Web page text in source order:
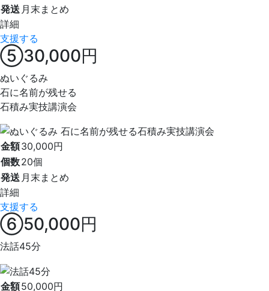
発送 月末まとめ
詳細
支援する
⑤30,000円
ぬいぐるみ
石に名前が残せる
石積み実技講演会
金額30,000円
個数20個
発送 月末まとめ
詳細
支援する
⑥50,000円
法話45分
金額50,000円